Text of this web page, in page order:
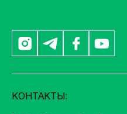
КОНТАКТЫ: